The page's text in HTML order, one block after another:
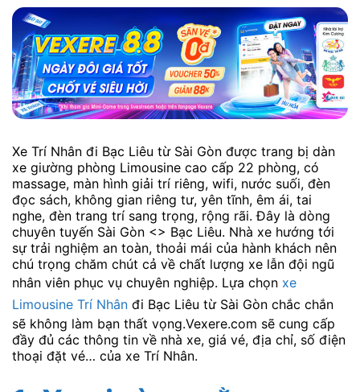
Xe Trí Nhân đi Bạc Liêu từ Sài Gòn được trang bị dàn
xe giường phòng Limousine cao cấp 22 phòng, có
massage, màn hình giải trí riêng, wifi, nước suối, đèn
đọc sách, không gian riêng tư, yên tĩnh, êm ái, tai
nghe, đèn trang trí sang trọng, rộng rãi. Đây là dòng
chuyên tuyến Sài Gòn <> Bạc Liêu. Nhà xe hướng tới
sự trải nghiệm an toàn, thoải mái của hành khách nên
chú trọng chăm chút cả về chất lượng xe lẫn đội ngũ
nhân viên phục vụ chuyên nghiệp. Lựa chọn xe
Limousine Trí Nhân đi Bạc Liêu từ Sài Gòn chắc chắn
sẽ không làm bạn thất vọng.Vexere.com sẽ cung cấp
đầy đủ các thông tin về nhà xe, giá vé, địa chỉ, số điện
thoại đặt vé… của xe Trí Nhân.